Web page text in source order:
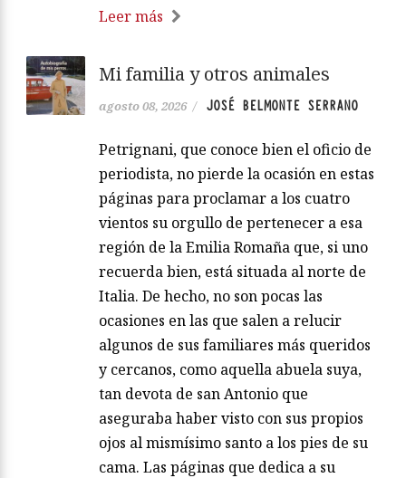
Leer más
Mi familia y otros animales
agosto 08, 2026 / JOSÉ BELMONTE SERRANO
Petrignani, que conoce bien el oficio de
periodista, no pierde la ocasión en estas
páginas para proclamar a los cuatro
vientos su orgullo de pertenecer a esa
región de la Emilia Romaña que, si uno
recuerda bien, está situada al norte de
Italia. De hecho, no son pocas las
ocasiones en las que salen a relucir
algunos de sus familiares más queridos
y cercanos, como aquella abuela suya,
tan devota de san Antonio que
aseguraba haber visto con sus propios
ojos al mismísimo santo a los pies de su
cama. Las páginas que dedica a su